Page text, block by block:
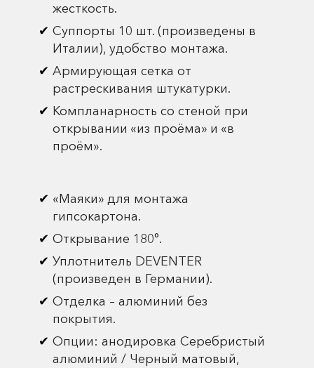
жесткость.
Суппорты 10 шт. (произведены в
Италии), удобство монтажа.
Армирующая сетка от
растрескивания штукатурки.
Компланарность со стеной при
открывании «из проёма» и «в
проём».
«Маяки» для монтажа
гипсокартона.
Открывание 180°.
Уплотнитель DEVENTER
(произведен в Германии).
Отделка – алюминий без
покрытия.
Опции: анодировка Серебристый
алюминий / Черный матовый,